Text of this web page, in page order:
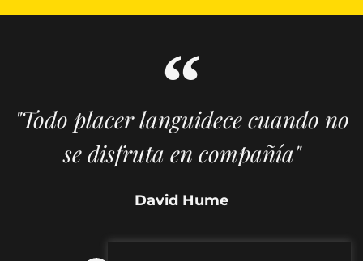
"Todo placer languidece cuando no
se disfruta en compañía"
David Hume